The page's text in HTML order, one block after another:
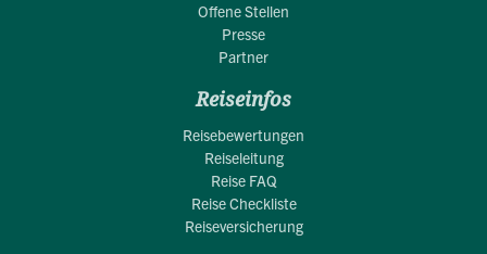
Offene Stellen
Presse
Partner
Reiseinfos
Reisebewertungen
Reiseleitung
Reise FAQ
Reise Checkliste
Reiseversicherung